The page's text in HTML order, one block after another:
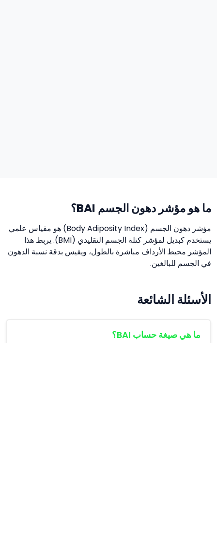
ما هو مؤشر دهون الجسم BAI؟
مؤشر دهون الجسم (Body Adiposity Index) هو مقياس علمي
يستخدم كبديل لمؤشر كتلة الجسم التقليدي (BMI). يربط هذا
المؤشر محيط الأرداف مباشرة بالطول، ويقيس بدقة نسبة الدهون
في الجسم للبالغين.
الأسئلة الشائعة
ما هي صيغة حساب BAI؟